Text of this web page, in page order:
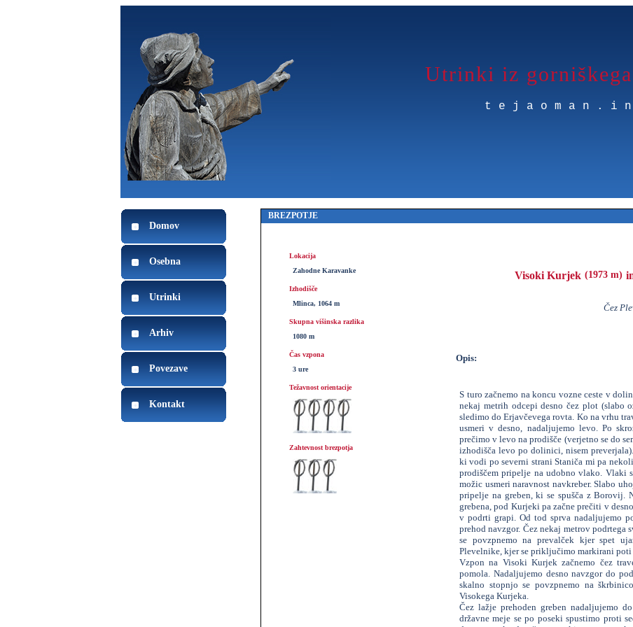
Utrinki iz
Domov
Osebna
Utrinki
Arhiv
Povezave
Kontakt
BREZPOTJE
Lokacija
Zahodne Karavanke
Izhodišče
Mlinca, 1064 m
Skupna višinska razlika
1080 m
Čas vzpona
3 ure
Težavnost orientacije
Zahtevnost brezpotja
Visoki Kurjek (1973 m)
Čez
Opis:
S turo začnemo na koncu vozne ceste v
nekaj metrih odcepi desno čez plot (slabo
sledimo do Erjavčevega rovta. Ko na vrhu
usmeri v desno, nadaljujemo levo. Po
prečimo v levo na prodišče (verjetno se do
izhodišča levo po dolinici, nisem
ki vodi po severni strani Staniča mi pa
prodiščem pripelje na udobno vlako. Vlaki
možic usmeri naravnost navkreber. Slabo
pripelje na greben, ki se spušča z Borovij.
grebena, pod Kurjeki pa začne prečiti v
v podrti grapi. Od tod sprva nadaljujemo
prehod navzgor. Čez nekaj metrov
se povzpnemo na prevalček kjer spet
Plevelnike, kjer se priključimo markirani
Vzpon na Visoki Kurjek začnemo čez
pomola. Nadaljujemo desno navzgor do
skalno stopnjo se povzpnemo na
Visokega Kurjeka.
Čez lažje prehoden greben nadaljujemo
državne meje se po poseki spustimo proti